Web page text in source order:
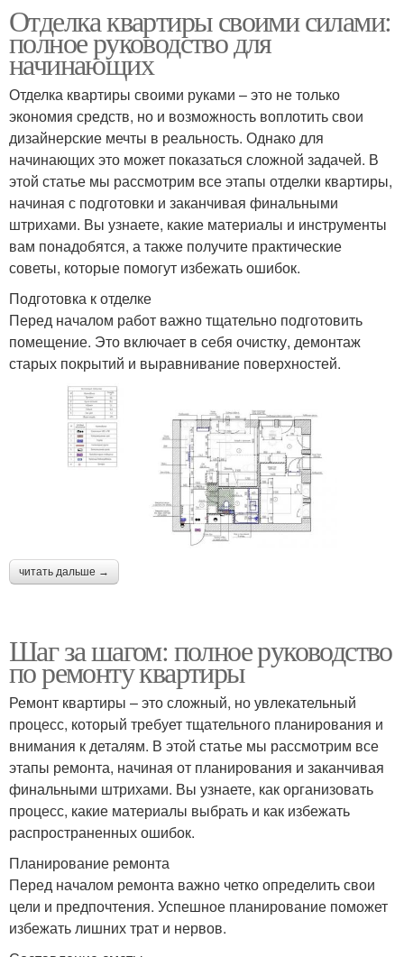
Отделка квартиры своими силами:
полное руководство для
начинающих
Отделка квартиры своими руками – это не только
экономия средств, но и возможность воплотить свои
дизайнерские мечты в реальность. Однако для
начинающих это может показаться сложной задачей. В
этой статье мы рассмотрим все этапы отделки квартиры,
начиная с подготовки и заканчивая финальными
штрихами. Вы узнаете, какие материалы и инструменты
вам понадобятся, а также получите практические
советы, которые помогут избежать ошибок.
Подготовка к отделке
Перед началом работ важно тщательно подготовить
помещение. Это включает в себя очистку, демонтаж
старых покрытий и выравнивание поверхностей.
читать дальше →
Шаг за шагом: полное руководство
по ремонту квартиры
Ремонт квартиры – это сложный, но увлекательный
процесс, который требует тщательного планирования и
внимания к деталям. В этой статье мы рассмотрим все
этапы ремонта, начиная от планирования и заканчивая
финальными штрихами. Вы узнаете, как организовать
процесс, какие материалы выбрать и как избежать
распространенных ошибок.
Планирование ремонта
Перед началом ремонта важно четко определить свои
цели и предпочтения. Успешное планирование поможет
избежать лишних трат и нервов.